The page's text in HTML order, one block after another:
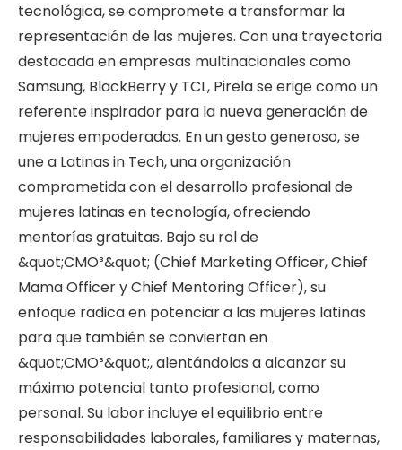
tecnológica, se compromete a transformar la
representación de las mujeres. Con una trayectoria
destacada en empresas multinacionales como
Samsung, BlackBerry y TCL, Pirela se erige como un
referente inspirador para la nueva generación de
mujeres empoderadas. En un gesto generoso, se
une a Latinas in Tech, una organización
comprometida con el desarrollo profesional de
mujeres latinas en tecnología, ofreciendo
mentorías gratuitas. Bajo su rol de
&quot;CMO³&quot; (Chief Marketing Officer, Chief
Mama Officer y Chief Mentoring Officer), su
enfoque radica en potenciar a las mujeres latinas
para que también se conviertan en
&quot;CMO³&quot;, alentándolas a alcanzar su
máximo potencial tanto profesional, como
personal. Su labor incluye el equilibrio entre
responsabilidades laborales, familiares y maternas,